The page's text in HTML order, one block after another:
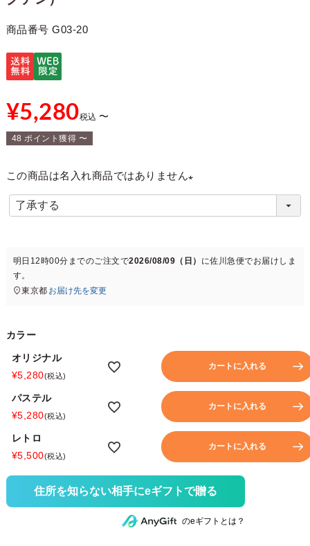
商品番号 G03-20
¥5,280税込 〜
48 ポイント獲得 〜
この商品は名入れ商品ではありません
必
)
明日 12時00分 までのご注文で2026/08/09（日） に佐川急便でお届けしま
す。
東京都 お届け先を変更
カラー
オリジナル
¥5,280 税込
カートに入れる
パステル
¥5,280 税込
カートに入れる
レトロ
¥5,500 税込
カートに入れる
住所を知らない相手にeギフトで贈る
のeギフトとは？